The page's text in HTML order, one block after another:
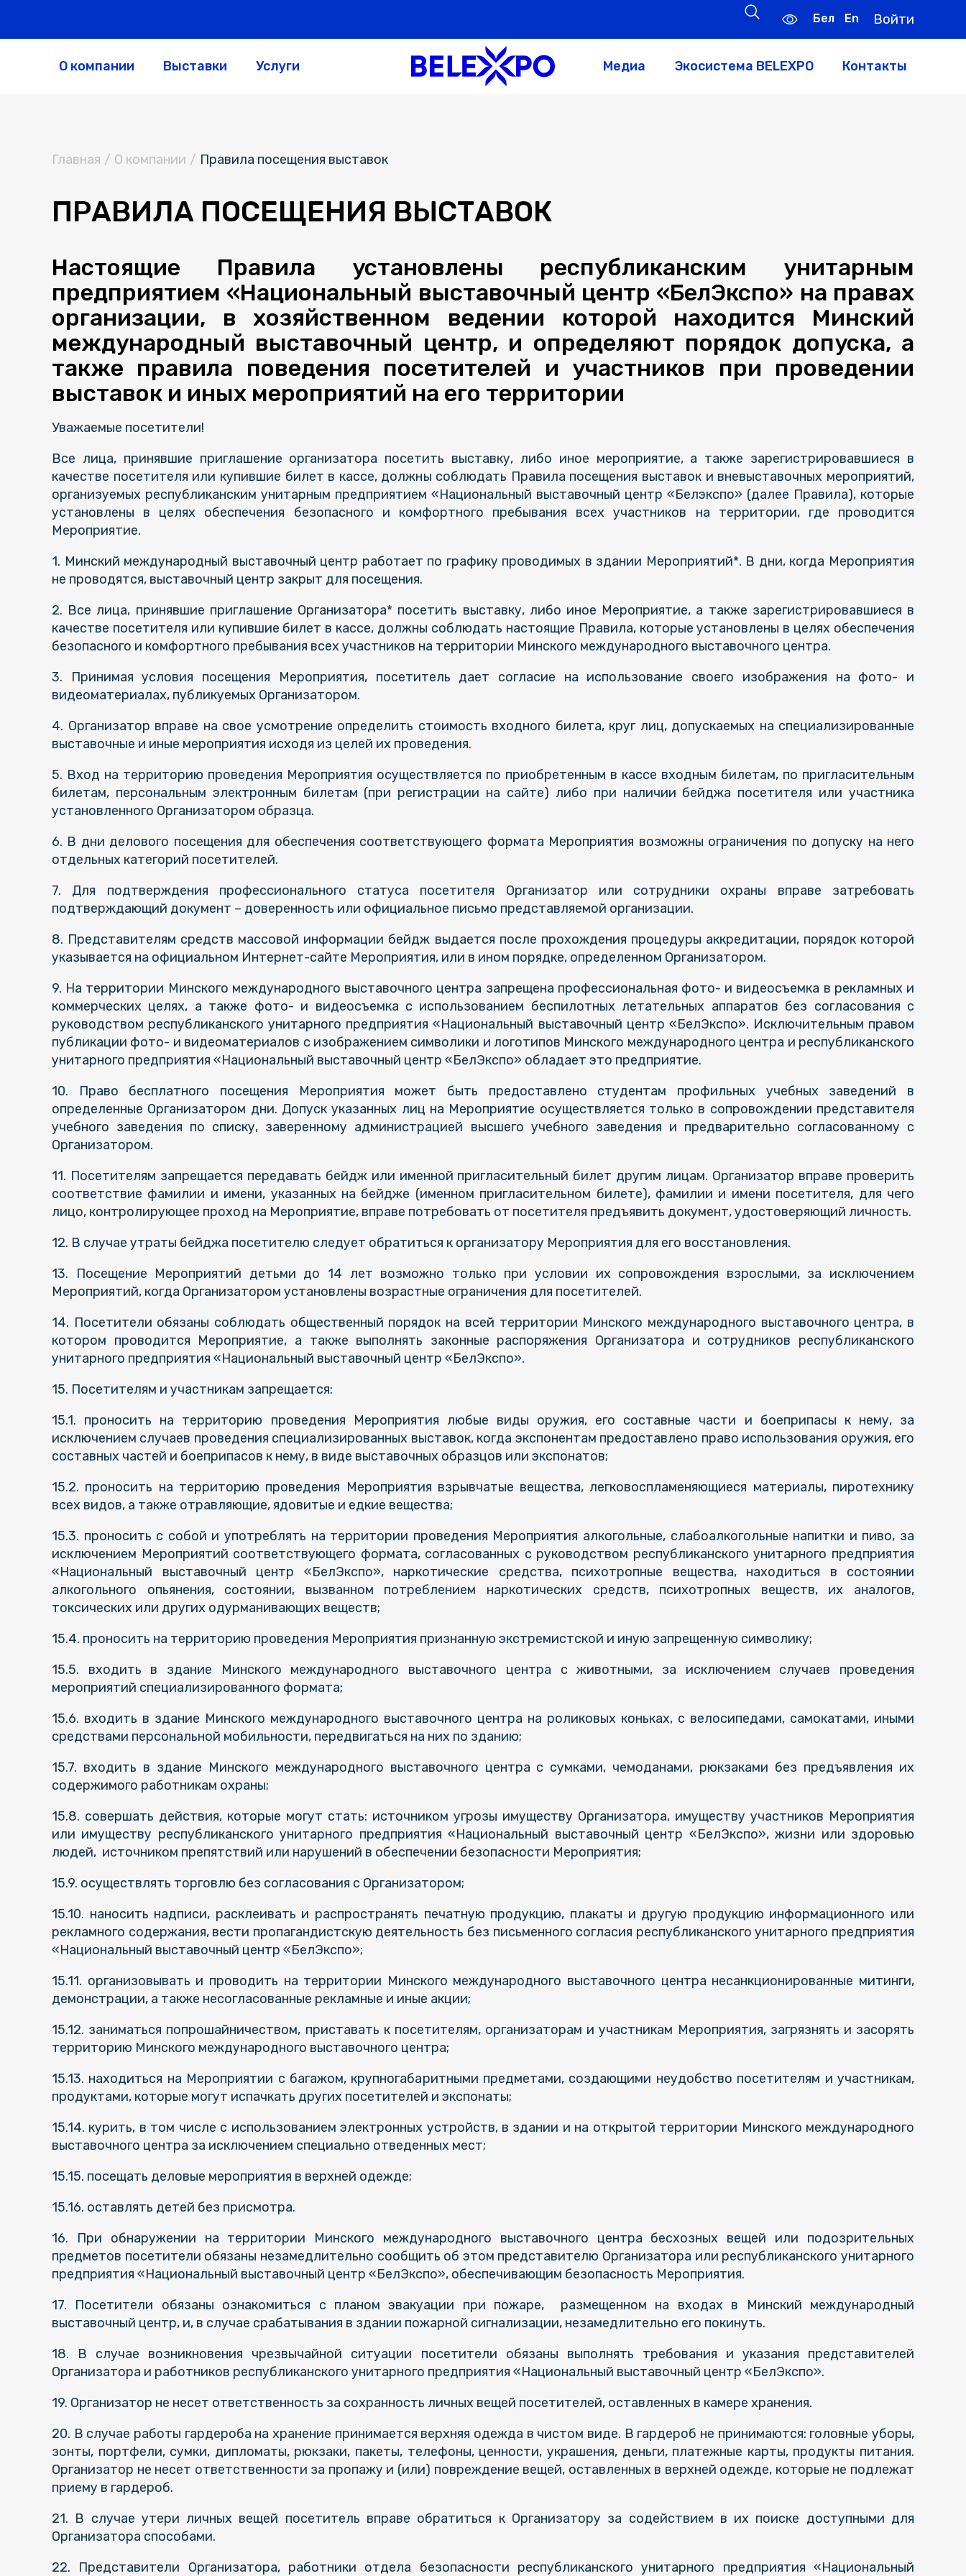
Бел En Войти
О компании Выставки Услуги Медиа Экосистема BELEXPO Контакты
Главная / О компании / Правила посещения выставок
ПРАВИЛА ПОСЕЩЕНИЯ ВЫСТАВОК
Настоящие Правила установлены республиканским унитарным
предприятием «Национальный выставочный центр «БелЭкспо» на правах
организации, в хозяйственном ведении которой находится Минский
международный выставочный центр, и определяют порядок допуска, а
также правила поведения посетителей и участников при проведении
выставок и иных мероприятий на его территории
Уважаемые посетители!
Все лица, принявшие приглашение организатора посетить выставку, либо иное мероприятие, а также зарегистрировавшиеся в
качестве посетителя или купившие билет в кассе, должны соблюдать Правила посещения выставок и вневыставочных мероприятий,
организуемых республиканским унитарным предприятием «Национальный выставочный центр «Белэкспо» (далее Правила), которые
установлены в целях обеспечения безопасного и комфортного пребывания всех участников на территории, где проводится
Мероприятие.
1. Минский международный выставочный центр работает по графику проводимых в здании Мероприятий*. В дни, когда Мероприятия
не проводятся, выставочный центр закрыт для посещения.
2. Все лица, принявшие приглашение Организатора* посетить выставку, либо иное Мероприятие, а также зарегистрировавшиеся в
качестве посетителя или купившие билет в кассе, должны соблюдать настоящие Правила, которые установлены в целях обеспечения
безопасного и комфортного пребывания всех участников на территории Минского международного выставочного центра.
3. Принимая условия посещения Мероприятия, посетитель дает согласие на использование своего изображения на фото- и
видеоматериалах, публикуемых Организатором.
4. Организатор вправе на свое усмотрение определить стоимость входного билета, круг лиц, допускаемых на специализированные
выставочные и иные мероприятия исходя из целей их проведения.
5. Вход на территорию проведения Мероприятия осуществляется по приобретенным в кассе входным билетам, по пригласительным
билетам, персональным электронным билетам (при регистрации на сайте) либо при наличии бейджа посетителя или участника
установленного Организатором образца.
6. В дни делового посещения для обеспечения соответствующего формата Мероприятия возможны ограничения по допуску на него
отдельных категорий посетителей.
7. Для подтверждения профессионального статуса посетителя Организатор или сотрудники охраны вправе затребовать
подтверждающий документ – доверенность или официальное письмо представляемой организации.
8. Представителям средств массовой информации бейдж выдается после прохождения процедуры аккредитации, порядок которой
указывается на официальном Интернет-сайте Мероприятия, или в ином порядке, определенном Организатором.
9. На территории Минского международного выставочного центра запрещена профессиональная фото- и видеосъемка в рекламных и
коммерческих целях, а также фото- и видеосъемка с использованием беспилотных летательных аппаратов без согласования с
руководством республиканского унитарного предприятия «Национальный выставочный центр «БелЭкспо». Исключительным правом
публикации фото- и видеоматериалов с изображением символики и логотипов Минского международного центра и республиканского
унитарного предприятия «Национальный выставочный центр «БелЭкспо» обладает это предприятие.
10. Право бесплатного посещения Мероприятия может быть предоставлено студентам профильных учебных заведений в
определенные Организатором дни. Допуск указанных лиц на Мероприятие осуществляется только в сопровождении представителя
учебного заведения по списку, заверенному администрацией высшего учебного заведения и предварительно согласованному с
Организатором.
11. Посетителям запрещается передавать бейдж или именной пригласительный билет другим лицам. Организатор вправе проверить
соответствие фамилии и имени, указанных на бейдже (именном пригласительном билете), фамилии и имени посетителя, для чего
лицо, контролирующее проход на Мероприятие, вправе потребовать от посетителя предъявить документ, удостоверяющий личность.
12. В случае утраты бейджа посетителю следует обратиться к организатору Мероприятия для его восстановления.
13. Посещение Мероприятий детьми до 14 лет возможно только при условии их сопровождения взрослыми, за исключением
Мероприятий, когда Организатором установлены возрастные ограничения для посетителей.
14. Посетители обязаны соблюдать общественный порядок на всей территории Минского международного выставочного центра, в
котором проводится Мероприятие, а также выполнять законные распоряжения Организатора и сотрудников республиканского
унитарного предприятия «Национальный выставочный центр «БелЭкспо».
15. Посетителям и участникам запрещается:
15.1. проносить на территорию проведения Мероприятия любые виды оружия, его составные части и боеприпасы к нему, за
исключением случаев проведения специализированных выставок, когда экспонентам предоставлено право использования оружия, его
составных частей и боеприпасов к нему, в виде выставочных образцов или экспонатов;
15.2. проносить на территорию проведения Мероприятия взрывчатые вещества, легковоспламеняющиеся материалы, пиротехнику
всех видов, а также отравляющие, ядовитые и едкие вещества;
15.3. проносить с собой и употреблять на территории проведения Мероприятия алкогольные, слабоалкогольные напитки и пиво, за
исключением Мероприятий соответствующего формата, согласованных с руководством республиканского унитарного предприятия
«Национальный выставочный центр «БелЭкспо», наркотические средства, психотропные вещества, находиться в состоянии
алкогольного опьянения, состоянии, вызванном потреблением наркотических средств, психотропных веществ, их аналогов,
токсических или других одурманивающих веществ;
15.4. проносить на территорию проведения Мероприятия признанную экстремистской и иную запрещенную символику;
15.5. входить в здание Минского международного выставочного центра с животными, за исключением случаев проведения
мероприятий специализированного формата;
15.6. входить в здание Минского международного выставочного центра на роликовых коньках, с велосипедами, самокатами, иными
средствами персональной мобильности, передвигаться на них по зданию;
15.7. входить в здание Минского международного выставочного центра с сумками, чемоданами, рюкзаками без предъявления их
содержимого работникам охраны;
15.8. совершать действия, которые могут стать: источником угрозы имуществу Организатора, имуществу участников Мероприятия
или имуществу республиканского унитарного предприятия «Национальный выставочный центр «БелЭкспо», жизни или здоровью
людей, источником препятствий или нарушений в обеспечении безопасности Мероприятия;
15.9. осуществлять торговлю без согласования с Организатором;
15.10. наносить надписи, расклеивать и распространять печатную продукцию, плакаты и другую продукцию информационного или
рекламного содержания, вести пропагандистскую деятельность без письменного согласия республиканского унитарного предприятия
«Национальный выставочный центр «БелЭкспо»;
15.11. организовывать и проводить на территории Минского международного выставочного центра несанкционированные митинги,
демонстрации, а также несогласованные рекламные и иные акции;
15.12. заниматься попрошайничеством, приставать к посетителям, организаторам и участникам Мероприятия, загрязнять и засорять
территорию Минского международного выставочного центра;
15.13. находиться на Мероприятии с багажом, крупногабаритными предметами, создающими неудобство посетителям и участникам,
продуктами, которые могут испачкать других посетителей и экспонаты;
15.14. курить, в том числе с использованием электронных устройств, в здании и на открытой территории Минского международного
выставочного центра за исключением специально отведенных мест;
15.15. посещать деловые мероприятия в верхней одежде;
15.16. оставлять детей без присмотра.
16. При обнаружении на территории Минского международного выставочного центра бесхозных вещей или подозрительных
предметов посетители обязаны незамедлительно сообщить об этом представителю Организатора или республиканского унитарного
предприятия «Национальный выставочный центр «БелЭкспо», обеспечивающим безопасность Мероприятия.
17. Посетители обязаны ознакомиться с планом эвакуации при пожаре, размещенном на входах в Минский международный
выставочный центр, и, в случае срабатывания в здании пожарной сигнализации, незамедлительно его покинуть.
18. В случае возникновения чрезвычайной ситуации посетители обязаны выполнять требования и указания представителей
Организатора и работников республиканского унитарного предприятия «Национальный выставочный центр «БелЭкспо».
19. Организатор не несет ответственность за сохранность личных вещей посетителей, оставленных в камере хранения.
20. В случае работы гардероба на хранение принимается верхняя одежда в чистом виде. В гардероб не принимаются: головные уборы,
зонты, портфели, сумки, дипломаты, рюкзаки, пакеты, телефоны, ценности, украшения, деньги, платежные карты, продукты питания.
Организатор не несет ответственности за пропажу и (или) повреждение вещей, оставленных в верхней одежде, которые не подлежат
приему в гардероб.
21. В случае утери личных вещей посетитель вправе обратиться к Организатору за содействием в их поиске доступными для
Организатора способами.
22. Представители Организатора, работники отдела безопасности республиканского унитарного предприятия «Национальный